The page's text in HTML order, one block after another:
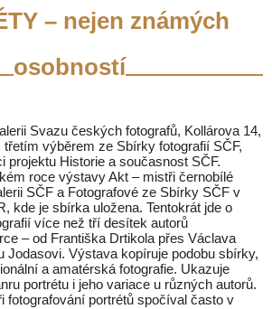
– nejen známých
osobností
Svazu českých fotografů, Kollárova 14,
třetím výběrem ze Sbírky fotografií SČF,
projektu Historie a současnost SČF.
roce výstavy Akt – mistři černobílé
SČF a Fotografové ze Sbírky SČF v
kde je sbírka uložena. Tentokrát jde o
více než tří desítek autorů
– od Františka Drtikola přes Václava
Jodasovi. Výstava kopíruje podobu sbírky,
a amatérská fotografie. Ukazuje
portrétu i jeho variace u různých autorů.
fotografování portrétů spočíval často v